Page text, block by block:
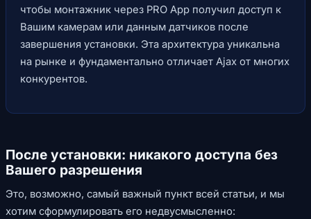
чтобы монтажник через PRO App получил доступ к
Вашим камерам или данным датчиков после
завершения установки. Эта архитектура уникальна
на рынке и фундаментально отличает Ajax от многих
конкурентов.
После установки: никакого доступа без
Вашего разрешения
Это, возможно, самый важный пункт всей статьи, и мы
хотим сформулировать его недвусмысленно: